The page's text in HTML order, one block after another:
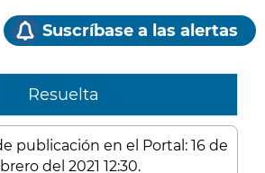
Suscríbase a las alertas
Resuelta
publicación en el Portal: 16 de
del 2021 12:30.